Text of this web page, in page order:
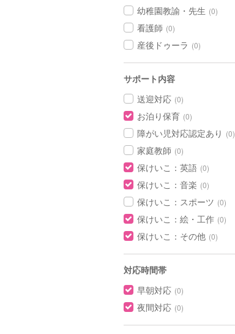
幼稚園教諭・先生 (0)
看護師 (0)
産後ドゥーラ (0)
サポート内容
送迎対応 (0)
お泊り保育 (0)
障がい児対応認定あり (0)
家庭教師 (0)
保けいこ：英語 (0)
保けいこ：音楽 (0)
保けいこ：スポーツ (0)
保けいこ：絵・工作 (0)
保けいこ：その他 (0)
対応時間帯
早朝対応 (0)
夜間対応 (0)